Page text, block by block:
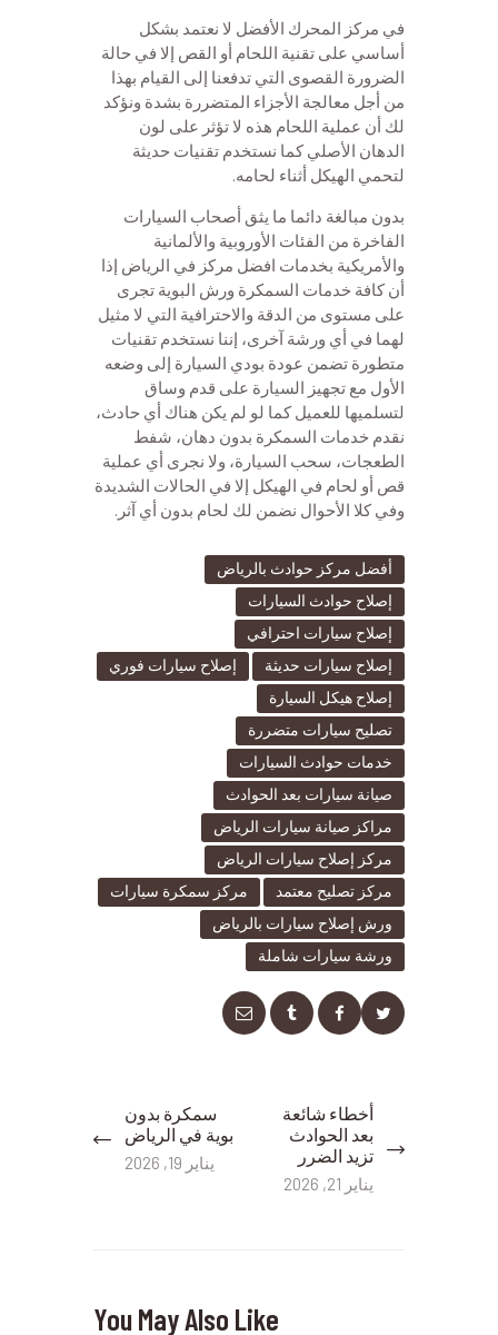
في مركز المحرك الأفضل لا نعتمد بشكل
أساسي على تقنية اللحام أو القص إلا في حالة
الضرورة القصوى التي تدفعنا إلى القيام بهذا
من أجل معالجة الأجزاء المتضررة بشدة ونؤكد
لك أن عملية اللحام هذه لا تؤثر على لون
الدهان الأصلي كما نستخدم تقنيات حديثة
لتحمي الهيكل أثناء لحامه.
بدون مبالغة دائما ما يثق أصحاب السيارات
الفاخرة من الفئات الأوروبية والألمانية
والأمريكية بخدمات افضل مركز في الرياض إذا
أن كافة خدمات السمكرة ورش البوية تجرى
على مستوى من الدقة والاحترافية التي لا مثيل
لهما في أي ورشة آخرى، إننا نستخدم تقنيات
متطورة تضمن عودة بودي السيارة إلى وضعه
الأول مع تجهيز السيارة على قدم وساق
لتسلميها للعميل كما لو لم يكن هناك أي حادث،
نقدم خدمات السمكرة بدون دهان، شفط
الطعجات، سحب السيارة، ولا نجرى أي عملية
قص أو لحام في الهيكل إلا في الحالات الشديدة
وفي كلا الأحوال نضمن لك لحام بدون أي آثر.
أفضل مركز حوادث بالرياض
إصلاح حوادث السيارات
إصلاح سيارات احترافي
إصلاح سيارات حديثة
إصلاح سيارات فوري
إصلاح هيكل السيارة
تصليح سيارات متضررة
خدمات حوادث السيارات
صيانة سيارات بعد الحوادث
مراكز صيانة سيارات الرياض
مركز إصلاح سيارات الرياض
مركز تصليح معتمد
مركز سمكرة سيارات
ورش إصلاح سيارات بالرياض
ورشة سيارات شاملة
تصفّح
المقالات
post:
سمكرة بدون
بوية في الرياض
يناير 19, 2026
Next
post:
أخطاء شائعة
بعد الحوادث
تزيد الضرر
يناير 21, 2026
You May Also Like